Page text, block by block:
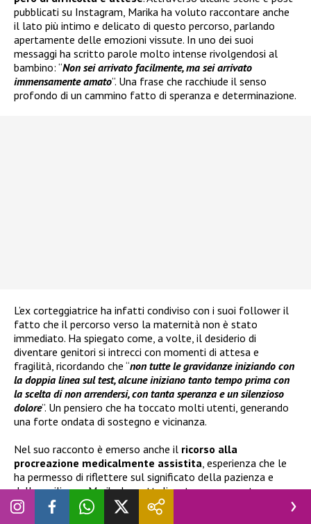
pubblicati su Instagram, Marika ha voluto raccontare anche
il lato più intimo e delicato di questo percorso, parlando
apertamente delle emozioni vissute. In uno dei suoi
messaggi ha scritto parole molto intense rivolgendosi al
bambino: “Non sei arrivato facilmente, ma sei arrivato
immensamente amato”. Una frase che racchiude il senso
profondo di un cammino fatto di speranza e determinazione.
L’ex corteggiatrice ha infatti condiviso con i suoi follower il
fatto che il percorso verso la maternità non è stato
immediato. Ha spiegato come, a volte, il desiderio di
diventare genitori si intrecci con momenti di attesa e
fragilità, ricordando che “non tutte le gravidanze iniziando con
la doppia linea sul test, alcune iniziano tanto tempo prima con
la scelta di non arrendersi, con tanta speranza e un silenzioso
dolore”. Un pensiero che ha toccato molti utenti, generando
una forte ondata di sostegno e vicinanza.
Nel suo racconto è emerso anche il ricorso alla
procreazione medicalmente assistita , esperienza che le
ha permesso di riflettere sul significato della pazienza e
della resilienza. Marika ha sottolineato come questo
percorso le abbia insegnato che l’amore può superare la
paura e che chiedere aiuto non rappresenta una debolezza,